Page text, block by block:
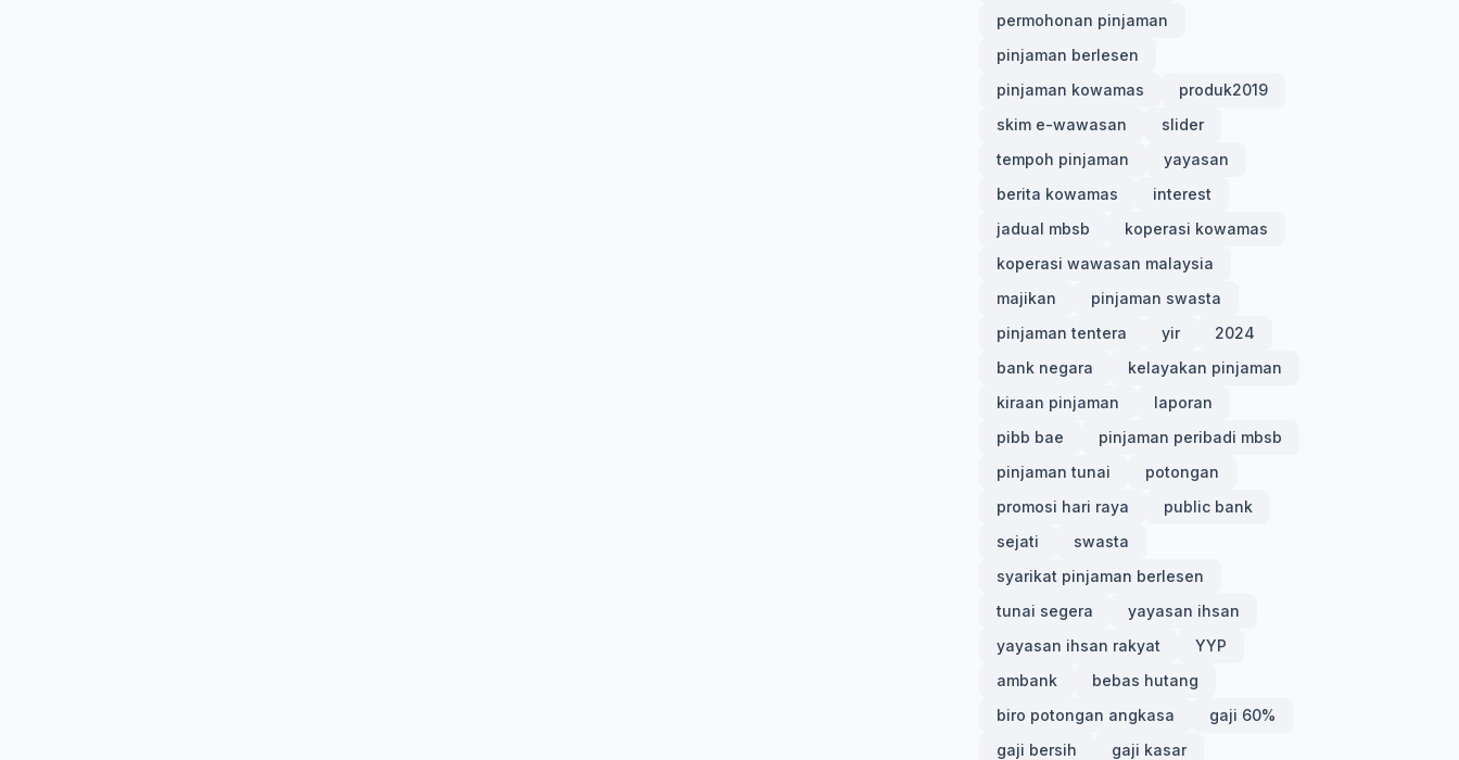
permohonan pinjaman
pinjaman berlesen
pinjaman kowamas
produk2019
skim e-wawasan
slider
tempoh pinjaman
yayasan
berita kowamas
interest
jadual mbsb
koperasi kowamas
koperasi wawasan malaysia
majikan
pinjaman swasta
pinjaman tentera
yir
2024
bank negara
kelayakan pinjaman
kiraan pinjaman
laporan
pibb bae
pinjaman peribadi mbsb
pinjaman tunai
potongan
promosi hari raya
public bank
sejati
swasta
syarikat pinjaman berlesen
tunai segera
yayasan ihsan
yayasan ihsan rakyat
YYP
ambank
bebas hutang
biro potongan angkasa
gaji 60%
gaji bersih
gaji kasar